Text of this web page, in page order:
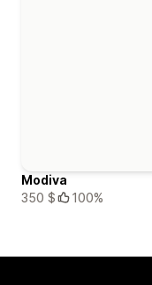
Modiva
350 $
100%